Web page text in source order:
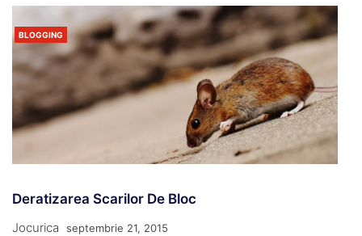
BLOGGING
Deratizarea Scarilor De Bloc
Jocurica septembrie 21, 2015